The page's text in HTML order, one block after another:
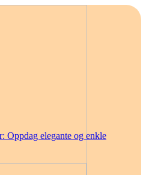
Oppdag elegante og enkle